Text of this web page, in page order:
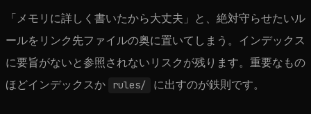
「メモリに詳しく書いたから大丈夫」と、絶対守らせたいル
ールをリンク先ファイルの奥に置いてしまう。インデックス
に要旨がないと参照されないリスクが残ります。重要なもの
ほどインデックスか
rules/ に出すのが鉄則です。